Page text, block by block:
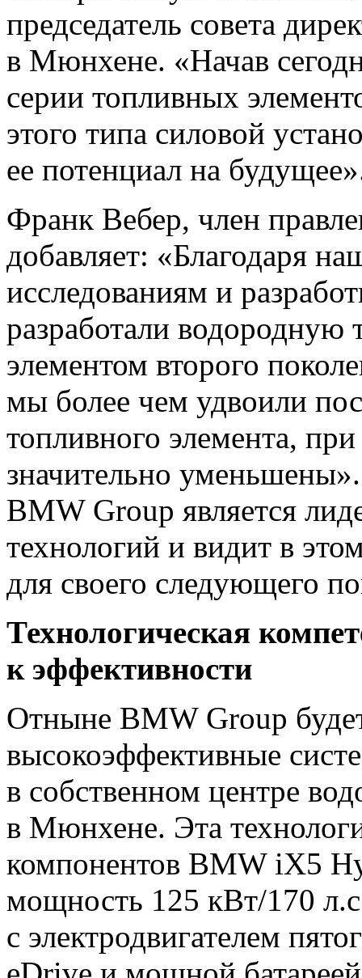
председатель совета
в Мюнхене. «Начав
серии топливных
этого типа силовой
ее потенциал на
Франк Вебер, член
добавляет: «Благодаря
исследованиям и
разработали
элементом второго
мы более чем удвоили
топливного элемента,
значительно
BMW Group является
технологий и видит в
для своего следующего
Технологическая
к эффективности
Отныне BMW Group
высокоэффективные
в собственном центре
в Мюнхене. Эта
компонентов BMW iX5
мощность 125 кВт/170
с электродвигателем